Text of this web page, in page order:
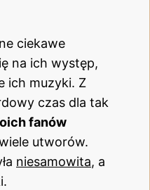
ciekawe
na ich występ,
ich muzyki. Z
czas dla tak
fanów
utworów.
niesamowita, a